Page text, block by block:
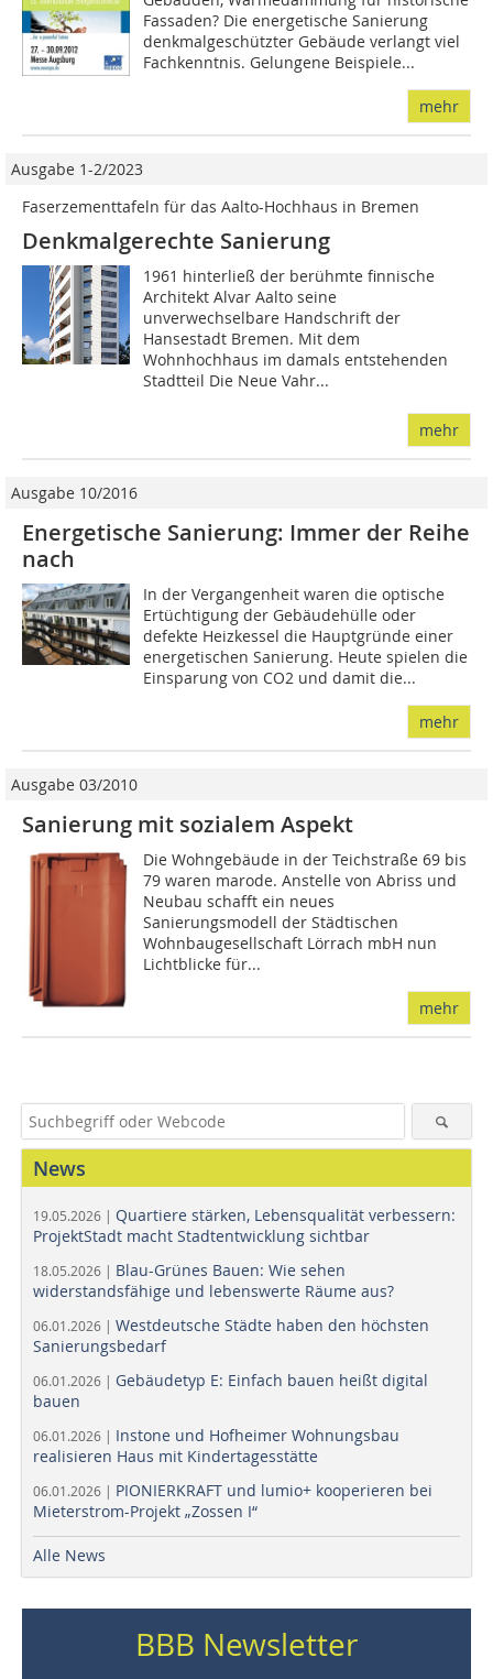
Fassaden? Die energetische Sanierung
denkmalgeschützter Gebäude verlangt viel
Fachkenntnis. Gelungene Beispiele...
mehr
Ausgabe 1-2/2023
Faserzementtafeln für das Aalto-Hochhaus in Bremen
Denkmalgerechte Sanierung
1961 hinterließ der berühmte finnische
Architekt Alvar Aalto seine
unverwechselbare Handschrift der
Hansestadt Bremen. Mit dem
Wohnhochhaus im damals entstehenden
Stadtteil Die Neue Vahr...
mehr
Ausgabe 10/2016
Energetische Sanierung: Immer der Reihe
nach
In der Vergangenheit waren die optische
Ertüchtigung der Gebäudehülle oder
defekte Heizkessel die Hauptgründe einer
energetischen Sanierung. Heute spielen die
Einsparung von CO2 und damit die...
mehr
Ausgabe 03/2010
Sanierung mit sozialem Aspekt
Die Wohngebäude in der Teichstraße 69 bis
79 waren marode. Anstelle von Abriss und
Neubau schafft ein neues
Sanierungsmodell der Städtischen
Wohnbaugesellschaft Lörrach mbH nun
Lichtblicke für...
mehr
News
19.05.2026 | Quartiere stärken, Lebensqualität verbessern:
ProjektStadt macht Stadtentwicklung sichtbar
18.05.2026 | Blau-Grünes Bauen: Wie sehen
widerstandsfähige und lebenswerte Räume aus?
06.01.2026 | Westdeutsche Städte haben den höchsten
Sanierungsbedarf
06.01.2026 | Gebäudetyp E: Einfach bauen heißt digital
bauen
06.01.2026 | Instone und Hofheimer Wohnungsbau
realisieren Haus mit Kindertagesstätte
06.01.2026 | PIONIERKRAFT und lumio+ kooperieren bei
Mieterstrom-Projekt „Zossen I“
Alle News
BBB Newsletter